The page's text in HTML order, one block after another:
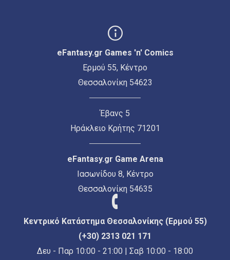
eFantasy.gr Games 'n' Comics
Ερμού 55, Κέντρο
Θεσσαλονίκη 54623
Έβανς 5
Ηράκλειο Κρήτης 71201
eFantasy.gr Game Arena
Ιασωνίδου 8, Κέντρο
Θεσσαλονίκη 54635
Κεντρικό Κατάστημα Θεσσαλονίκης (Ερμού 55)
(+30) 2313 021 171
Δευ - Παρ 10:00 - 21:00 | Σαβ 10:00 - 18:00